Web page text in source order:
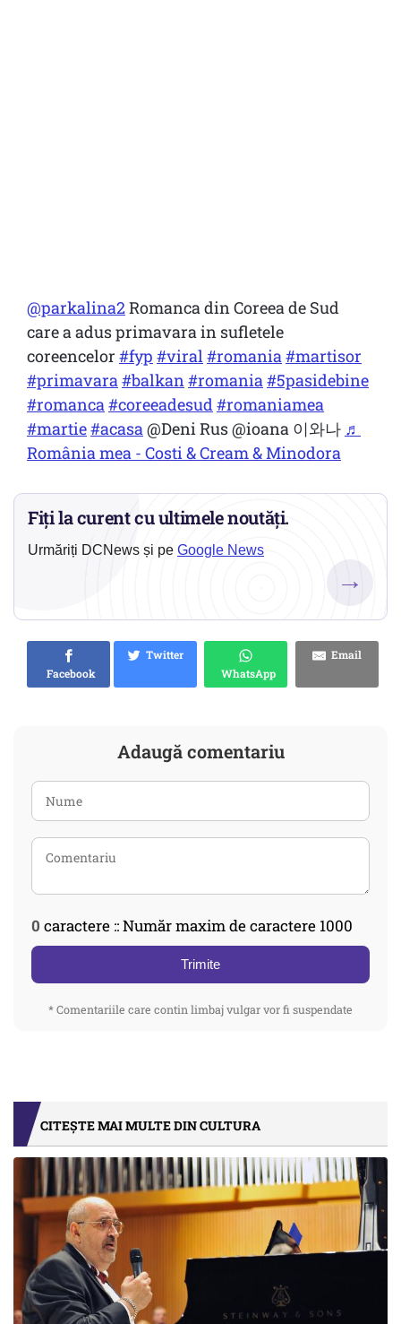
@parkalina2Romanca din Coreea de Sud
care a adus primavara in sufletele
coreencelor #fyp #viral#romania#martisor
#primavara#balkan#romania#5pasidebine
#romanca#coreeadesud#romaniamea
#martie#acasa@Deni Rus @ioana 이와나 ♬
România mea - Costi & Cream & Minodora
Fiți la curent cu ultimele noutăți.
Urmăriți DCNews și pe Google News
→
Facebook
Twitter
WhatsApp
Email
Adaugă comentariu
0 caractere :: Număr maxim de caractere 1000
Trimite
* Comentariile care contin limbaj vulgar vor fi suspendate
CITEȘTE MAI MULTE DIN CULTURA